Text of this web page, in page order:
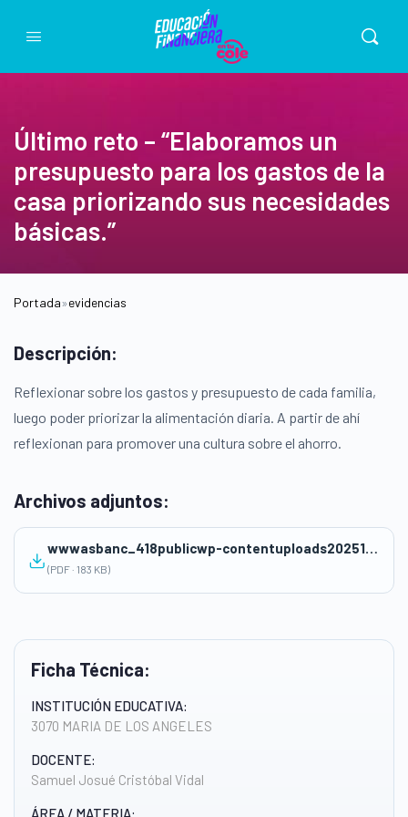
Último reto – “Elaboramos un
presupuesto para los gastos de la
casa priorizando sus necesidades
básicas.”
Portada»evidencias
Ficha Técnica:
INSTITUCIÓN EDUCATIVA:
3070 MARIA DE LOS ANGELES
DOCENTE:
Samuel Josué Cristóbal Vidal
ÁREA / MATERIA:
Descripción:
Reflexionar sobre los gastos y presupuesto de cada familia,
luego poder priorizar la alimentación diaria. A partir de ahí
reflexionan para promover una cultura sobre el ahorro.
Archivos adjuntos:
wwwasbanc_418publicwp-contentuploads202511SESION-DE-APRENDIZAJE-N°-1.pdf
(PDF · 183 KB)